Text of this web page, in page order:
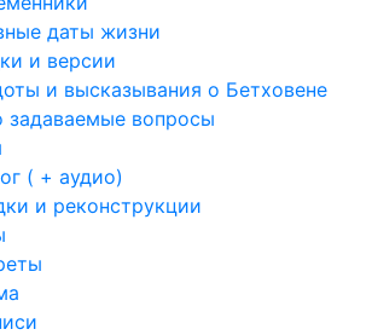
даты жизни
и версии
и высказывания о Бетховене
задаваемые вопросы
( + аудио)
и реконструкции